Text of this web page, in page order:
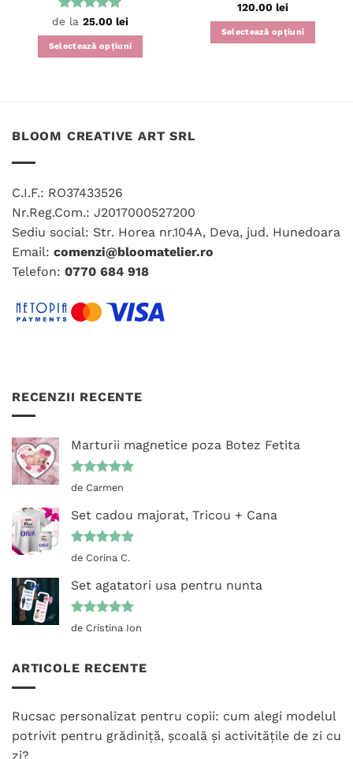
Evaluat la
5din 5
de la 25.00 lei
Selectează opțiuni
multe
fi
alese
în
pagina
120.00 lei
Selectează opțiuni
BLOOM CREATIVE ART SRL
C.I.F.: RO37433526
Nr.Reg.Com.: J2017000527200
Sediu social: Str. Horea nr.104A, Deva, jud. Hunedoara
Email: comenzi@bloomatelier.ro
Telefon: 0770 684 918
RECENZII RECENTE
Marturii magnetice poza Botez Fetita
Evaluat la
de Carmen
Set cadou majorat, Tricou + Cana
Evaluat la
de Corina C.
Set agatatori usa pentru nunta
Evaluat la
de Cristina Ion
ARTICOLE RECENTE
Rucsac personalizat pentru copii: cum alegi modelul
potrivit pentru grădiniță, școală și activitățile de zi cu
zi?